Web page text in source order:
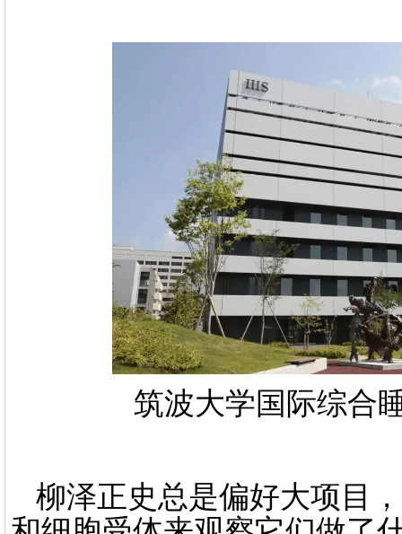
筑波大学国际综合
柳泽正史总是偏好大项目